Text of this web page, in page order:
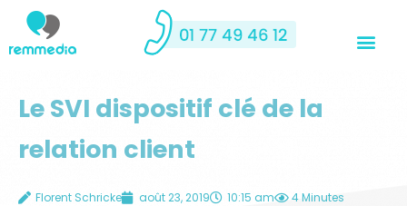
Le SVI dispositif clé de la
relation client
Florent Schricke août 23, 2019 10:15 am 4 Minutes